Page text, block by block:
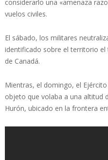
considerarlo una «amenaza
vuelos civiles.
El sábado, los militares
identificado sobre el territorio
de Canadá.
Mientras, el domingo, el
objeto que volaba a una altitud
Hurón, ubicado en la frontera